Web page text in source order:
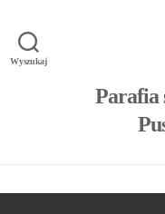
Wyszukaj
Parafia